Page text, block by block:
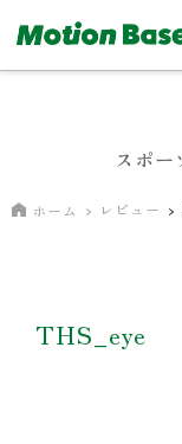
スポ
ホーム レビュー
THS_eye